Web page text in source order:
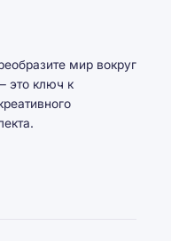
мир вокруг
это ключ к